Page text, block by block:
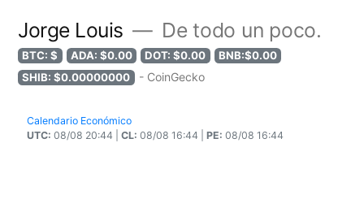
Jorge Louis De todo un poco.
BTC: $ ADA: $0.00 DOT: $0.00
BNB:$0.00
SHIB: $0.00000000
- CoinGecko
Calendario Económico
UTC: 08/08 20:44 | CL: 08/08 16:44 | PE: 08/08 16:44